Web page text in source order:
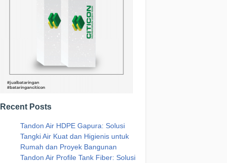
Recent Posts
Tandon Air HDPE Gapura: Solusi
Tangki Air Kuat dan Higienis untuk
Rumah dan Proyek Bangunan
Tandon Air Profile Tank Fiber: Solusi